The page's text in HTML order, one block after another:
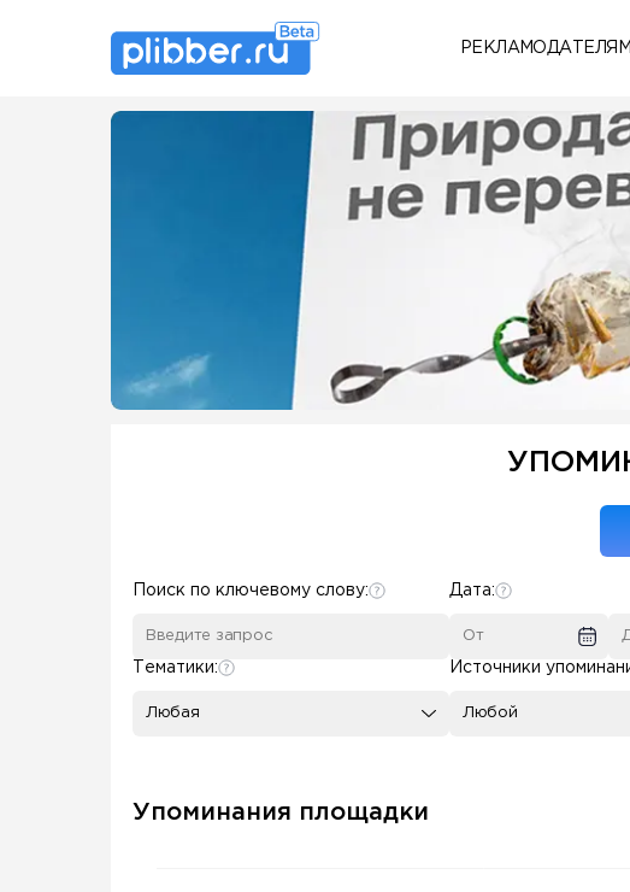
РЕКЛАМОДАТЕЛЯМ
Some SEO Title
Some SEO Title
Тематики:
Любая
Поиск по ключевому слову: Дата:
Источники
Любой
Упоминания площадки